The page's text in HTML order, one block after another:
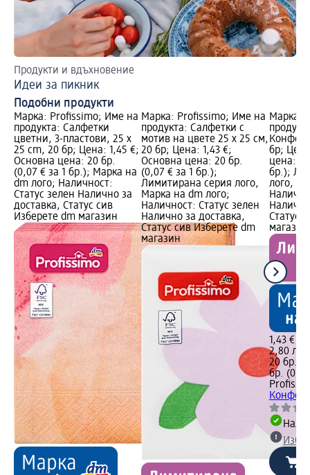
Продукти и вдъхновение
Идеи за пикник
Подобни продукти
Марка: Profissimo; Име на
продукта: Салфетки
цветни, 3-пластови, 25 x
25 cm, 20 бр; Цена: 1,45 €;
Основна цена: 20 бр.
(0,07 € за 1 бр.); Марка на
dm лого; Наличност:
Статус зелен Налично за
доставка, Статус сив
Изберете dm магазин
Марка: Profissimo; Име на
продукта: Салфетки с
мотив на цвете 25 x 25 см,
20 бр; Цена: 1,43 €;
Основна цена: 20 бр.
(0,07 € за 1 бр.);
Лимитирана серия лого,
Марка на dm лого;
Наличност: Статус зелен
Налично за доставка,
Статус сив Изберете dm
магазин
Марка:
бр;
цена:
бр.);
лого,
Статус
магазин
1,43 €
2,80 лв.
20 бр.
бр.